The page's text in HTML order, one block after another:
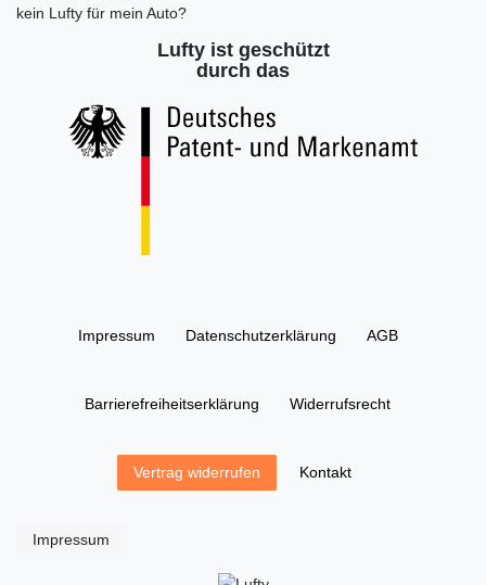
kein Lufty für mein Auto?
Lufty ist geschützt
durch das
Impressum Daten­schutz­erklärung AGB
Barrierefreiheitserklärung Widerrufs­recht
Vertrag widerrufen Kontakt
Impressum